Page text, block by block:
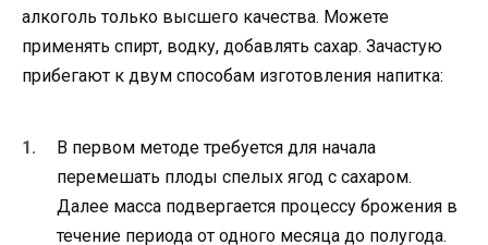
алкоголь только высшего качества. Можете
применять спирт, водку, добавлять сахар. Зачастую
прибегают к двум способам изготовления напитка:
В первом методе требуется для начала
перемешать плоды спелых ягод с сахаром.
Далее масса подвергается процессу брожения в
течение периода от одного месяца до полугода.